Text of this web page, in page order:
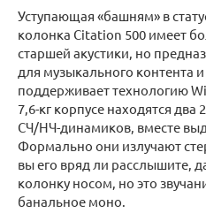
Уступающая «башням» в
колонка Citation 500 имеет
старшей акустики, но
для музыкального контента
поддерживает технологию
7,6-кг корпусе находятся
СЧ/НЧ-динамиков, вместе
Формально они излучают
вы его вряд ли расслышите,
колонку носом, но это
банальное моно.